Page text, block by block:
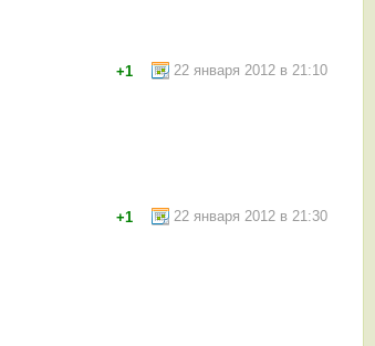
22 января 2012 в 21:10
+1
22 января 2012 в 21:30
+1